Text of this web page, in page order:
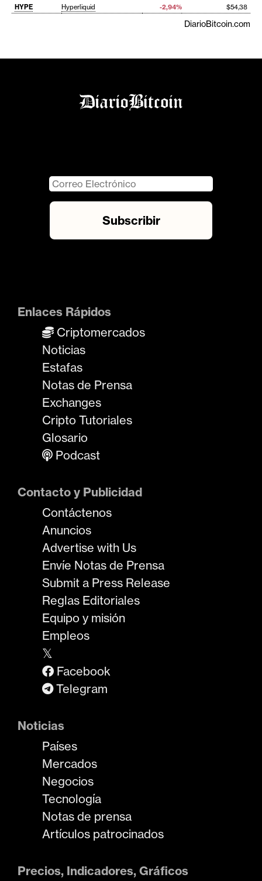
HYPE
Hyperliquid -2,94% $54,38
DiarioBitcoin.com
Enlaces Rápidos
Criptomercados
Noticias
Estafas
Notas de Prensa
Exchanges
Cripto Tutoriales
Glosario
Podcast
Contacto y Publicidad
Contáctenos
Anuncios
Advertise with Us
Envíe Notas de Prensa
Submit a Press Release
Reglas Editoriales
Equipo y misión
Empleos
𝕏
Facebook
Telegram
Noticias
Países
Mercados
Negocios
Tecnología
Notas de prensa
Artículos patrocinados
Precios, Indicadores, Gráficos